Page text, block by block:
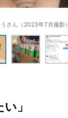
さん（2023年7月撮影）
」